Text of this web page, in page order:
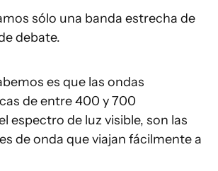
sólo una banda estrecha de
debate.
es que las ondas
de entre 400 y 700
espectro de luz visible, son las
de onda que viajan fácilmente a